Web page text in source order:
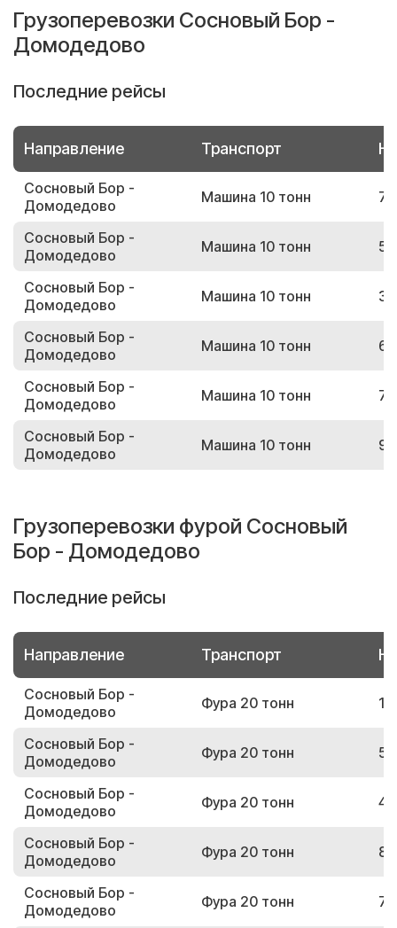
Грузоперевозки Сосновый Бор -
Домодедово
Последние рейсы
Направление Транспорт
Сосновый Бор -
Домодедово
Машина 10 тонн
Сосновый Бор -
Домодедово
Машина 10 тонн
Сосновый Бор -
Домодедово
Машина 10 тонн
Сосновый Бор -
Домодедово
Машина 10 тонн
Сосновый Бор -
Домодедово
Машина 10 тонн
Сосновый Бор -
Домодедово
Машина 10 тонн
Грузоперевозки фурой Сосновый
Бор - Домодедово
Последние рейсы
Направление Транспорт
Сосновый Бор -
Домодедово
Фура 20 тонн
Сосновый Бор -
Домодедово
Фура 20 тонн
Сосновый Бор -
Домодедово
Фура 20 тонн
Сосновый Бор -
Домодедово
Фура 20 тонн
Сосновый Бор -
Домодедово
Фура 20 тонн